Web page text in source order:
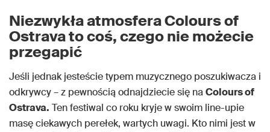
Niezwykła atmosfera Colours of
Ostrava to coś, czego nie możecie
przegapić
Jeśli jednak jesteście typem muzycznego poszukiwacza i
odkrywcy – z pewnością odnajdziecie się naColours of
Ostrava. Ten festiwal co roku kryje w swoim line-upie
masę ciekawych perełek, wartych uwagi. Kto nimi jest w